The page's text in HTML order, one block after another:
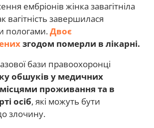
ембріонів жінка завагітніла
вагітність завершилася
пологами.Двоє
згодом померли в лікарні.
бази правоохоронці
обшуків у медичних
проживання та в
осіб, які можуть бути
злочину.